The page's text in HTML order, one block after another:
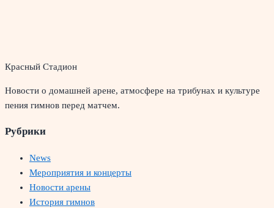
Красный Стадион
Новости о домашней арене, атмосфере на трибунах и культуре
пения гимнов перед матчем.
Рубрики
News
Мероприятия и концерты
Новости арены
История гимнов